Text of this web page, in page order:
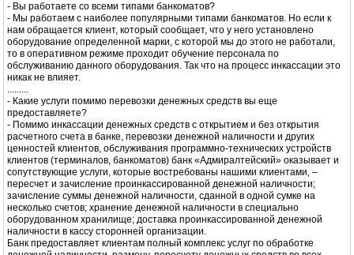
- Вы работаете со всеми типами банкоматов?
- Мы работаем с наиболее популярными типами банкоматов. Но если к
нам обращается клиент, который сообщает, что у него установлено
оборудование определенной марки, с которой мы до этого не работали,
то в оперативном режиме проходит обучение персонала по
обслуживанию данного оборудования. Так что на процесс инкассации это
никак не влияет.
.........
- Какие услуги помимо перевозки денежных средств вы еще
предоставляете?
- Помимо инкассации денежных средств с открытием и без открытия
расчетного счета в банке, перевозки денежной наличности и других
ценностей клиентов, обслуживания программно-технических устройств
клиентов (терминалов, банкоматов) банк «Адмиралтейский» оказывает и
сопутствующие услуги, которые востребованы нашими клиентами, –
пересчет и зачисление проинкассированной денежной наличности;
зачисление суммы денежной наличности, сданной в одной сумке на
несколько счетов; хранение денежной наличности в специально
оборудованном хранилище; доставка проинкассированной денежной
наличности в кассу сторонней организации.
Банк предоставляет клиентам полный комплекс услуг по обработке